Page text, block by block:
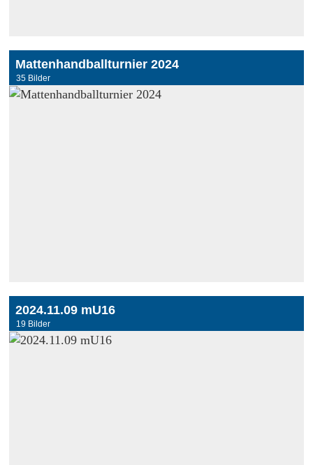
Mattenhandballturnier 2024
35 Bilder
2024.11.09 mU16
19 Bilder